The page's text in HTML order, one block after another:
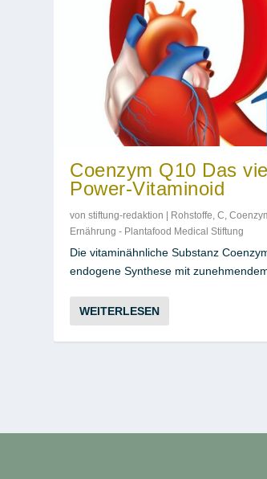
Coenzym Q10 Das
Power-Vitaminoid
vonstiftung-redaktion Rohstoffe,C,
Ernährung - Plantafood Medical Stiftung
Die vitaminähnliche Substanz
endogene Synthese mit zunehmendem
WEITERLESEN